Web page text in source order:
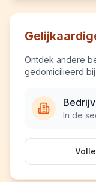
Ontdek andere
gedomicilieerd
In de